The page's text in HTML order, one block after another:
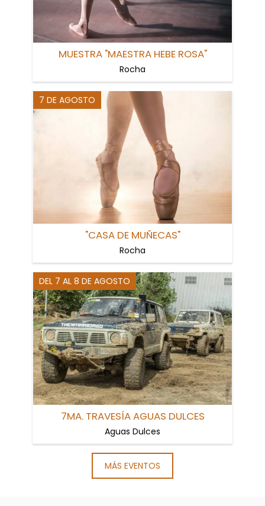
MUESTRA "MAESTRA HEBE ROSA"
Rocha
7 DE AGOSTO
"CASA DE MUÑECAS"
Rocha
DEL 7 AL 8 DE AGOSTO
7MA. TRAVESÍA AGUAS DULCES
Aguas Dulces
MÁS EVENTOS